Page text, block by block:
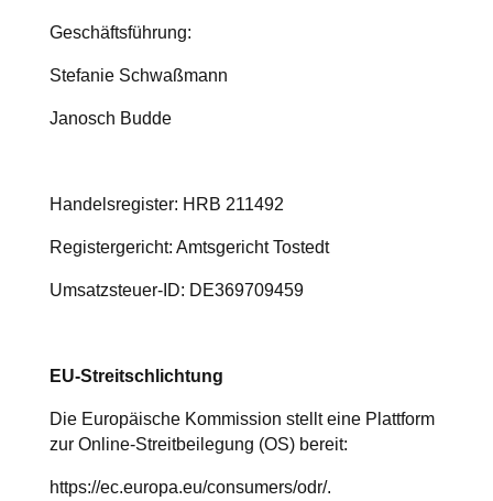
Geschäftsführung:
Stefanie Schwaßmann
Janosch Budde
Handelsregister: HRB 211492
Registergericht: Amtsgericht Tostedt
Umsatzsteuer-ID: DE369709459
EU-Streitschlichtung
Die Europäische Kommission stellt eine Plattform
zur Online-Streitbeilegung (OS) bereit:
https://ec.europa.eu/consumers/odr/.